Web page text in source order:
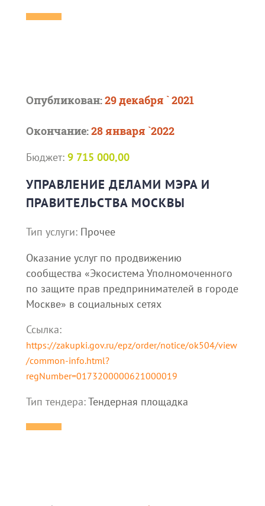
Опубликован:29 декабря ` 2021
Окончание:28 января `2022
Бюджет: 9 715 000,00
УПРАВЛЕНИЕ ДЕЛАМИ МЭРА И
ПРАВИТЕЛЬСТВА МОСКВЫ
Тип услуги: Прочее
Оказание услуг по продвижению
сообщества «Экосистема Уполномоченного
по защите прав предпринимателей в городе
Москве» в социальных сетях
Ссылка:
https://zakupki.gov.ru/epz/order/notice/ok504/view
/common-info.html?
regNumber=0173200000621000019
Тип тендера:Тендерная площадка